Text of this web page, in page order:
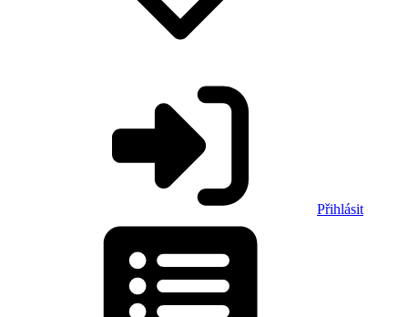
Přihlásit